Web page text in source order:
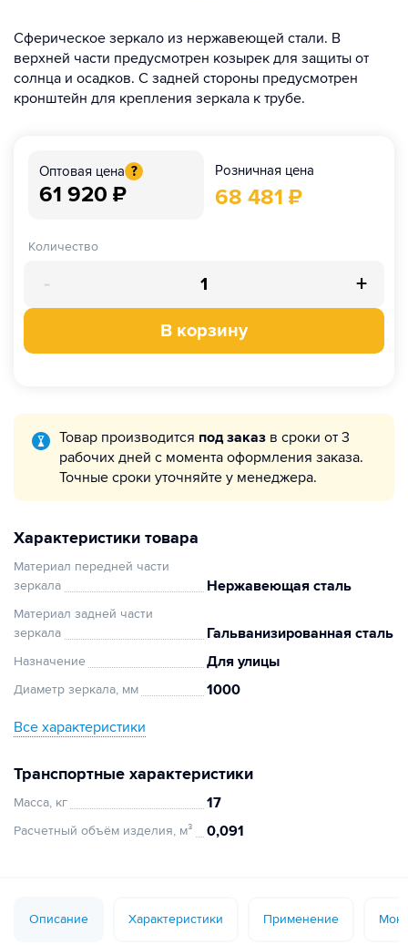
Сферическое зеркало из нержавеющей стали. В
верхней части предусмотрен козырек для защиты от
солнца и осадков. С задней стороны предусмотрен
кронштейн для крепления зеркала к трубе.
Оптовая цена ?
61 920 ₽
Розничная цена
68 481 ₽
Количество
- +
В корзину
Товар производится под заказ в сроки от 3
рабочих дней с момента оформления заказа.
Точные сроки уточняйте у менеджера.
Характеристики товара
Материал передней части
зеркала
Нержавеющая сталь
Материал задней части
зеркала
Гальванизированная сталь
Назначение Для улицы
Диаметр зеркала, мм 1000
Все характеристики
Транспортные характеристики
Масса, кг 17
Расчетный объём изделия, м³ 0,091
Описание Характеристики Применение